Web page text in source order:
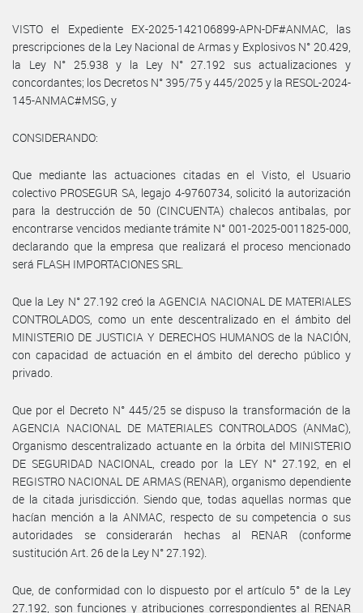
VISTO el Expediente EX-2025-142106899-APN-DF#ANMAC, las
prescripciones de la Ley Nacional de Armas y Explosivos N° 20.429,
la Ley N° 25.938 y la Ley N° 27.192 sus actualizaciones y
concordantes; los Decretos N° 395/75 y 445/2025 y la RESOL-2024-
145-ANMAC#MSG, y
CONSIDERANDO:
Que mediante las actuaciones citadas en el Visto, el Usuario
colectivo PROSEGUR SA, legajo 4-9760734, solicitó la autorización
para la destrucción de 50 (CINCUENTA) chalecos antibalas, por
encontrarse vencidos mediante trámite N° 001-2025-0011825-000,
declarando que la empresa que realizará el proceso mencionado
será FLASH IMPORTACIONES SRL.
Que la Ley N° 27.192 creó la AGENCIA NACIONAL DE MATERIALES
CONTROLADOS, como un ente descentralizado en el ámbito del
MINISTERIO DE JUSTICIA Y DERECHOS HUMANOS de la NACIÓN,
con capacidad de actuación en el ámbito del derecho público y
privado.
Que por el Decreto N° 445/25 se dispuso la transformación de la
AGENCIA NACIONAL DE MATERIALES CONTROLADOS (ANMaC),
Organismo descentralizado actuante en la órbita del MINISTERIO
DE SEGURIDAD NACIONAL, creado por la LEY N° 27.192, en el
REGISTRO NACIONAL DE ARMAS (RENAR), organismo dependiente
de la citada jurisdicción. Siendo que, todas aquellas normas que
hacían mención a la ANMAC, respecto de su competencia o sus
autoridades se considerarán hechas al RENAR (conforme
sustitución Art. 26 de la Ley N° 27.192).
Que, de conformidad con lo dispuesto por el artículo 5° de la Ley
27.192, son funciones y atribuciones correspondientes al RENAR